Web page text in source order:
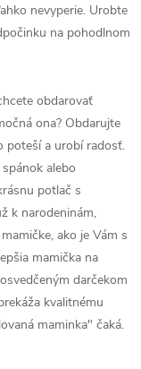
nevyperie. Urobte
na pohodlnom
obdarovať
ona? Obdarujte
poteší a urobí radosť.
alebo
potlač s
k narodeninám,
ako je Vám s
mamička na
darčekom
kvalitnému
maminka" čaká.